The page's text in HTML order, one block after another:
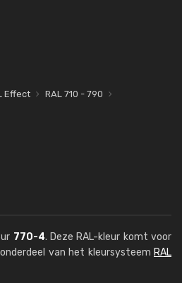
Effect
RAL 710 - 790
770-4. Deze RAL-kleur komt voor
van het kleursysteem RAL